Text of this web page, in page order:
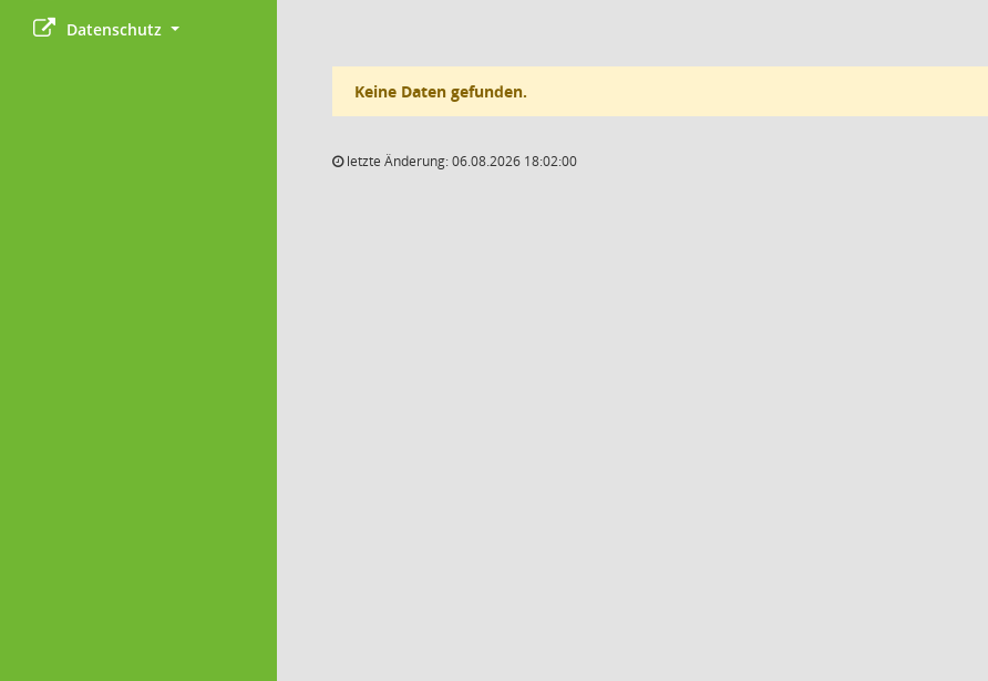
Datenschutz
Keine Daten gefunden.
letzte Änderung: 06.08.2026 18:02:00